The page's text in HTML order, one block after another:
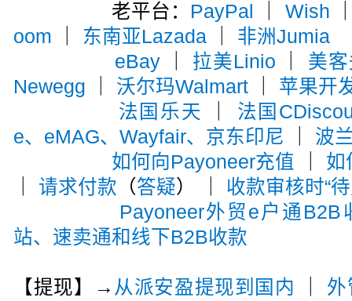
老平台： PayPal Wish
oom
东南亚Lazada
非洲Jumia
eBay｜ 拉美Linio
美
Newegg
沃尔玛Walmart
苹果开
法国乐天
法国
e、eMAG、Wayfair、京东印尼
波
如何向Payoneer充值
如
请求付款 （答疑） ｜ 收款审核时“
Payoneer外贸e户通B2B
站、速卖通和线下B2B收款
【提现】→ 从派安盈提现到国内
外